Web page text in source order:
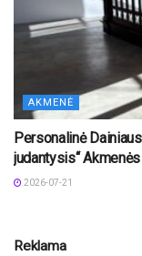
AKMENĖ
Personalinė
judantysis“
2026-07-21
Reklama